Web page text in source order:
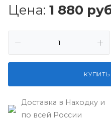
Цена: 1 880
КУПИТЬ
Доставка в Находку и
по всей России